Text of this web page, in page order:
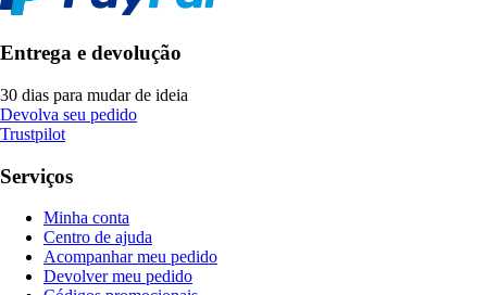
Entrega e devolução
30 dias para mudar de ideia
Devolva seu pedido
Trustpilot
Serviços
Minha conta
Centro de ajuda
Acompanhar meu pedido
Devolver meu pedido